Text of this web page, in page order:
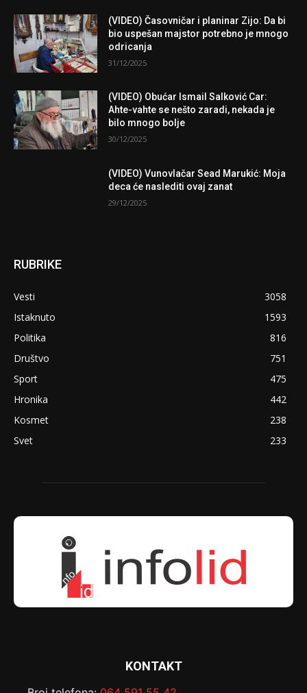
(VIDEO) Časovničar i planinar Zijo: Da bi
bio uspešan majstor potrebno je mnogo
odricanja
31/12/2025
(VIDEO) Obućar Ismail Salković Car:
Ahte-vahte se nešto zaradi, nekada je
bilo mnogo bolje
30/12/2025
(VIDEO) Vunovlačar Sead Marukić: Moja
deca će naslediti ovaj zanat
29/12/2025
RUBRIKE
Vesti
3058
Istaknuto
1593
Politika
816
Društvo
751
Sport
475
Hronika
442
Kosmet
238
Svet
233
KONTAKT